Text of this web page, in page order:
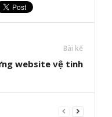
Bài kế
website vệ tinh